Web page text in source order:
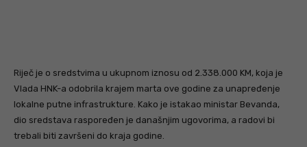
Riječ je o sredstvima u ukupnom iznosu od 2.338.000 KM, koja je
Vlada HNK-a odobrila krajem marta ove godine za unapređenje
lokalne putne infrastrukture. Kako je istakao ministar Bevanda,
dio sredstava raspoređen je današnjim ugovorima, a radovi bi
trebali biti završeni do kraja godine.